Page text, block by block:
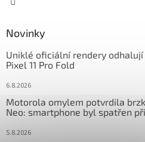
Novinky
Uniklé oficiální rendery
Pixel 11 Pro Fold
6.8.2026
Motorola omylem potvrdila
Neo: smartphone byl spatřen
5.8.2026